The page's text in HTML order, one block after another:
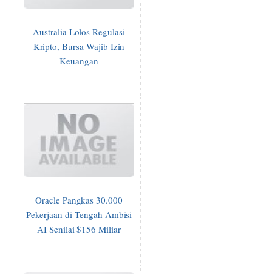
Australia Lolos Regulasi
Kripto, Bursa Wajib Izin
Keuangan
Oracle Pangkas 30.000
Pekerjaan di Tengah Ambisi
AI Senilai $156 Miliar